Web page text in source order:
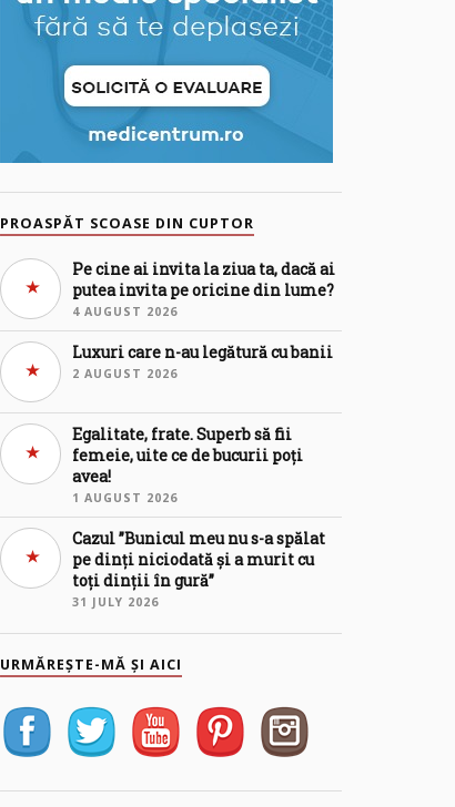
PROASPĂT SCOASE DIN CUPTOR
Pe cine ai invita la ziua ta, dacă ai
putea invita pe oricine din lume?
4 AUGUST 2026
Luxuri care n-au legătură cu banii
2 AUGUST 2026
Egalitate, frate. Superb să fii
femeie, uite ce de bucurii poți
avea!
1 AUGUST 2026
Cazul ”Bunicul meu nu s-a spălat
pe dinți niciodată și a murit cu
toți dinții în gură”
31 JULY 2026
URMĂREȘTE-MĂ ȘI AICI